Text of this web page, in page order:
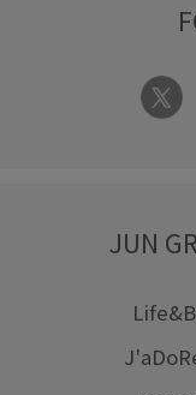
JUN